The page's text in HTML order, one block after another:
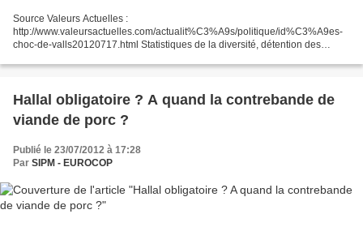
Source Valeurs Actuelles :
http://www.valeursactuelles.com/actualit%C3%A9s/politique/id%C3%A9es-
choc-de-valls20120717.html Statistiques de la diversité, détention des
ministre...
Hallal obligatoire ? A quand la contrebande de
viande de porc ?
Publié le 23/07/2012 à 17:28
Par SIPM - EUROCOP